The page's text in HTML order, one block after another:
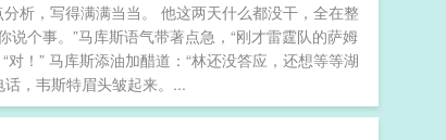
析，写得满满当当。 他这两天什么都没干，全在整
个事。”马库斯语气带著点急，“刚才雷霆队的萨姆
！” 马库斯添油加醋道：“林还没答应，还想等等湖
，韦斯特眉头皱起来。...